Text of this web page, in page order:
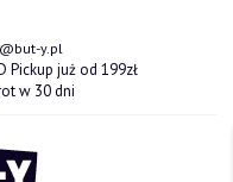
y.pl
już od 199zł
w 30 dni